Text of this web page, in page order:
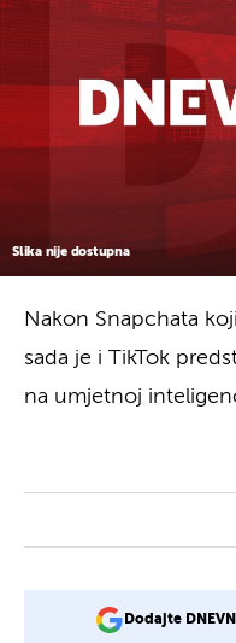
Slika nije dostupna
Nakon Snapchata
sada je i TikTok
na umjetnoj
Dodajte